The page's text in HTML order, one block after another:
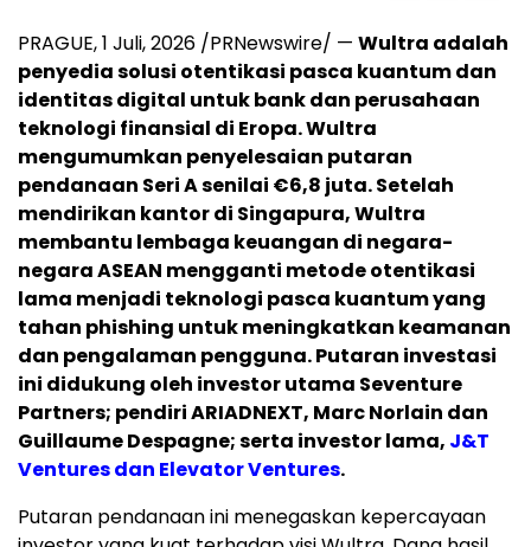
PRAGUE,1 Juli, 2026 /PRNewswire/ — Wultra adalah
penyedia solusi otentikasi pasca kuantum dan
identitas digital untuk bank dan perusahaan
teknologi finansial di Eropa. Wultra
mengumumkan penyelesaian putaran
pendanaan Seri A senilai €6,8 juta.Setelah
mendirikan kantor di Singapura, Wultra
membantu lembaga keuangan di negara-
negara ASEAN mengganti metode otentikasi
lama menjadi teknologi pasca kuantum yang
tahan phishing untuk meningkatkan keamanan
dan pengalaman pengguna. Putaran investasi
ini didukung oleh investor utama Seventure
Partners; pendiri ARIADNEXT, Marc Norlain dan
Guillaume Despagne; serta investor lama, J&T
Ventures dan Elevator Ventures.
Putaran pendanaan ini menegaskan kepercayaan